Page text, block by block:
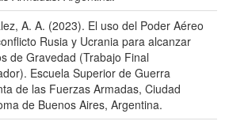
A. A. (2023). El uso del Poder Aéreo
Rusia y Ucrania para alcanzar
de Gravedad (Trabajo Final
Escuela Superior de Guerra
de las Fuerzas Armadas, Ciudad
de Buenos Aires, Argentina.